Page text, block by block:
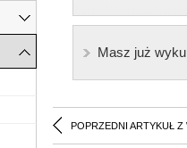
Masz już
POPRZEDNI ARTYKUŁ Z